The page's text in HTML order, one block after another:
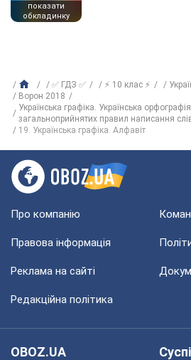
показати
обкладинку
✅ ГДЗ ✅ ⚡ 10 клас ⚡
Ворон 2018
Українська графіка. Українська
загальноприйнятих правил написання
19. Українська графіка. Алфавіт
Про компанію
Правова інформація
Реклама на сайті
Редакційна політика
OBOZ.UA